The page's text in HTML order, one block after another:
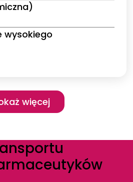
wysokiego
Pagination
więcej
więcej